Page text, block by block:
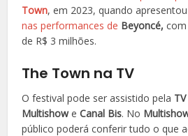
Town, em 2023, quando
nas performances de Beyoncé,
de R$ 3 milhões.
The Town na TV
O festival pode ser assistido pela
Multishowe Canal Bis. No
público poderá conferir tudo o que